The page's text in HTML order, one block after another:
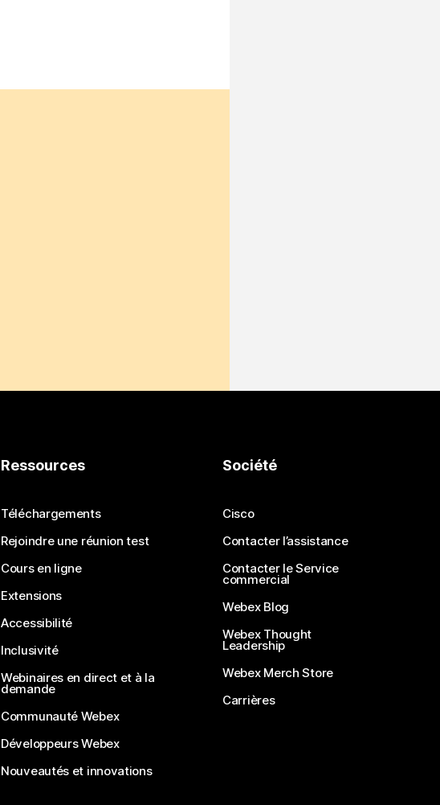
Ressources
Téléchargements
Rejoindre une réunion test
Cours en ligne
Extensions
Accessibilité
Inclusivité
Webinaires en direct et à la
demande
Communauté Webex
Développeurs Webex
Nouveautés et innovations
Société
Cisco
Contacter l’assistance
Contacter le Service
commercial
Webex Blog
Webex Thought
Leadership
Webex Merch Store
Carrières